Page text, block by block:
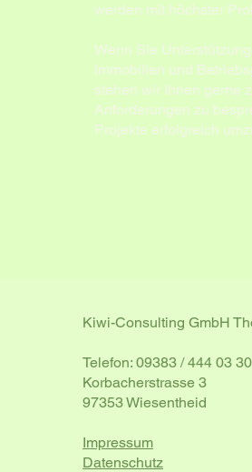
werden mit höchster
Wenn Sie
Immobilien und
stehen wir Ihnen gerne
Anforderungen zu
Projekte erfolgreich
Kiwi-Consulting GmbH
Telefon: 09383 / 444 03 30
Korbacherstrasse 3
97353 Wiesentheid
Impressum
Datenschutz